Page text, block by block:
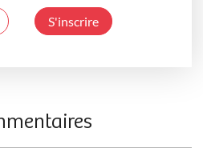
S'inscrire